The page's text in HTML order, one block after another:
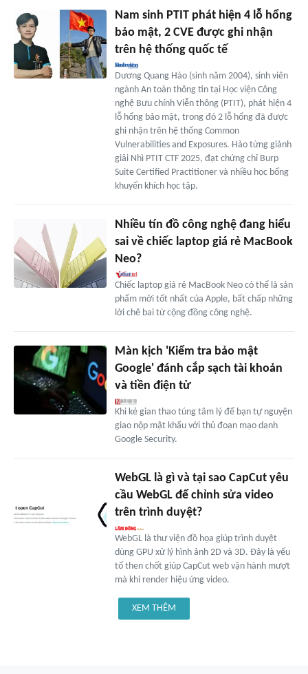
Nam sinh PTIT phát hiện 4 lỗ hổng
bảo mật, 2 CVE được ghi nhận
trên hệ thống quốc tế
Dương Quang Hào (sinh năm 2004), sinh viên
ngành An toàn thông tin tại Học viện Công
nghệ Bưu chính Viễn thông (PTIT), phát hiện 4
lỗ hổng bảo mật, trong đó 2 lỗ hổng đã được
ghi nhận trên hệ thống Common
Vulnerabilities and Exposures. Hào từng giành
giải Nhì PTIT CTF 2025, đạt chứng chỉ Burp
Suite Certified Practitioner và nhiều học bổng
khuyến khích học tập.
Nhiều tín đồ công nghệ đang hiểu
sai về chiếc laptop giá rẻ MacBook
Neo?
Chiếc laptop giá rẻ MacBook Neo có thể là sản
phẩm mới tốt nhất của Apple, bất chấp những
lời chê bai từ cộng đồng công nghệ.
Màn kịch 'Kiểm tra bảo mật
Google' đánh cắp sạch tài khoản
và tiền điện tử
Khi kẻ gian thao túng tâm lý để bạn tự nguyện
giao nộp mật khẩu với thủ đoạn mạo danh
Google Security.
WebGL là gì và tại sao CapCut yêu
cầu WebGL để chỉnh sửa video
trên trình duyệt?
WebGL là thư viện đồ họa giúp trình duyệt
dùng GPU xử lý hình ảnh 2D và 3D. Đây là yếu
tố then chốt giúp CapCut web vận hành mượt
mà khi render hiệu ứng video.
XEM THÊM